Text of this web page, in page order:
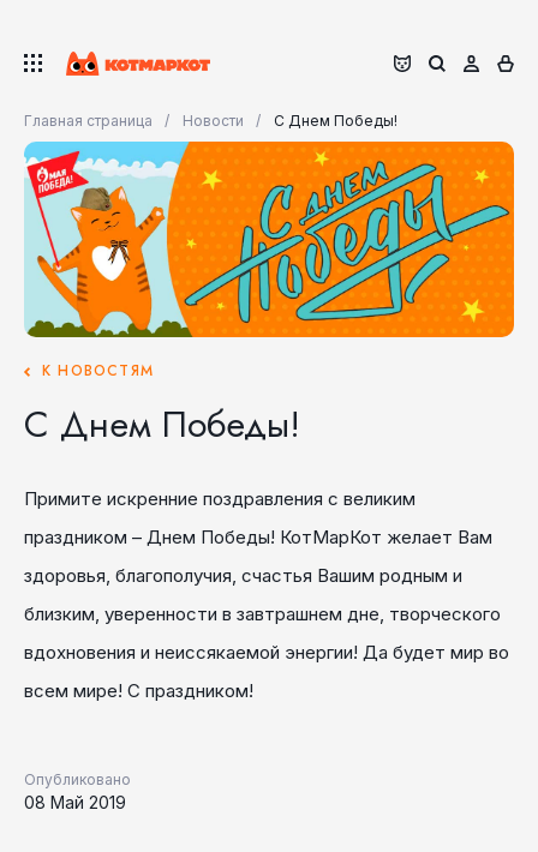
Главная страница Новости С Днем Победы!
К НОВОСТЯМ
С Днем Победы!
Примите искренние поздравления с великим
праздником – Днем Победы! КотМарКот желает Вам
здоровья, благополучия, счастья Вашим родным и
близким, уверенности в завтрашнем дне, творческого
вдохновения и неиссякаемой энергии! Да будет мир во
всем мире! С праздником!
Опубликовано
08 Май 2019